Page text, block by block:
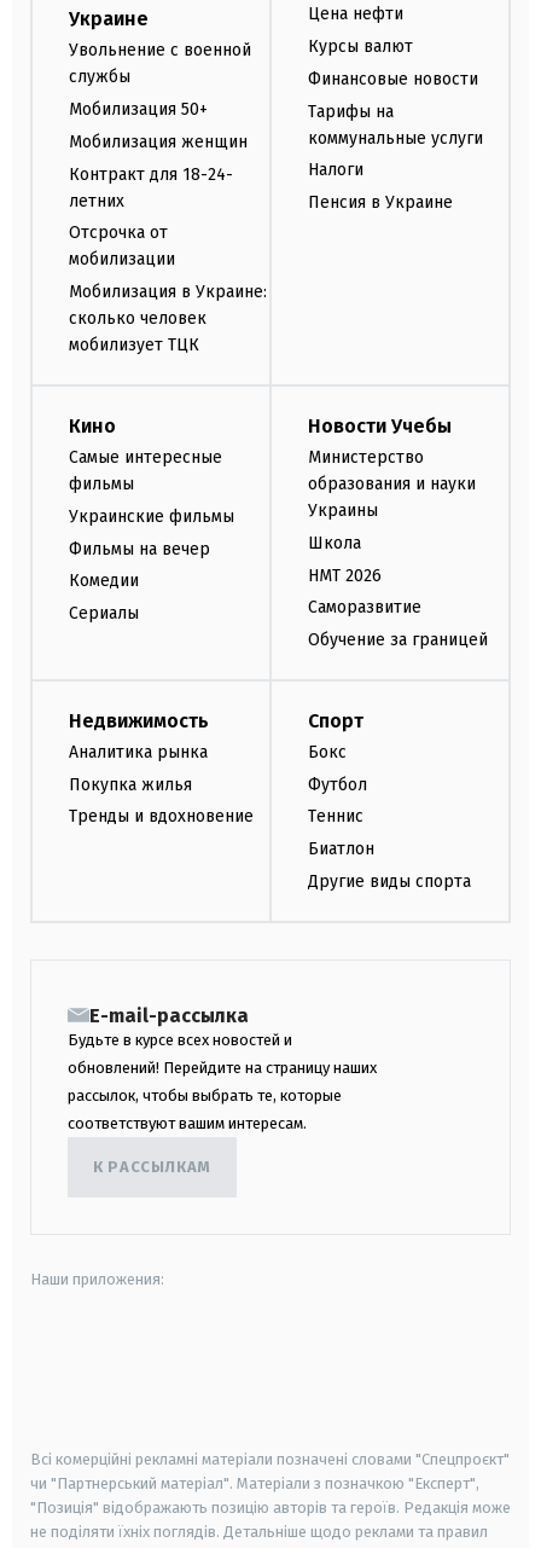
Украине
Увольнение с военной
службы
Мобилизация 50+
Мобилизация женщин
Контракт для 18-24-
летних
Отсрочка от
мобилизации
Мобилизация в Украине:
сколько человек
мобилизует ТЦК
Цена нефти
Курсы валют
Финансовые новости
Тарифы на
коммунальные услуги
Налоги
Пенсия в Украине
Кино
Самые интересные
фильмы
Украинские фильмы
Фильмы на вечер
Комедии
Сериалы
Новости Учебы
Министерство
образования и науки
Украины
Школа
НМТ 2026
Саморазвитие
Обучение за границей
Недвижимость
Аналитика рынка
Покупка жилья
Тренды и вдохновение
Спорт
Бокс
Футбол
Теннис
Биатлон
Другие виды спорта
E-mail-рассылка
Будьте в курсе всех новостей и
обновлений! Перейдите на страницу наших
рассылок, чтобы выбрать те, которые
соответствуют вашим интересам.
К РАССЫЛКАМ
Наши приложения:
Всі комерційні рекламні матеріали позначені словами "Спецпроєкт"
чи "Партнерський матеріал". Матеріали з позначкою "Експерт",
"Позиція" відображають позицію авторів та героїв. Редакція може
не поділяти їхніх поглядів. Детальніше щодо реклами та правил